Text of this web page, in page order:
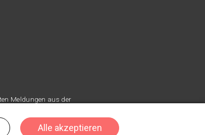
Meldungen aus der